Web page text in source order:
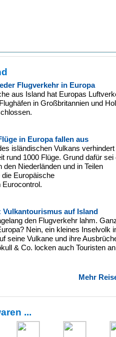
Flugverkehr in Europa
aus Island hat Europas
in Großbritannien und
in Europa fallen aus
isländischen Vulkans
rund 1000 Flüge. Grund dafür sei
Niederländen und in Teilen
Europäische
Eurocontrol.
Vulkantourismus auf Island
den Flugverkehr lahm.
Nein, ein kleines Inselvolk
seine Vulkane und ihre
& Co. locken auch Touristen
Mehr
...